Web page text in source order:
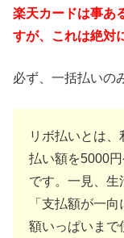
楽天カードは事あ
すが、これは絶対
必ず、一括払いの
リボ払いとは
払い額を5000
です。一見、生
「支払額が一
額いっぱいまで